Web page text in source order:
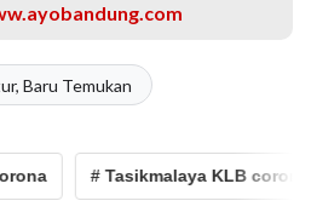
Baru Temukan
# Tasikmalaya KLB corona